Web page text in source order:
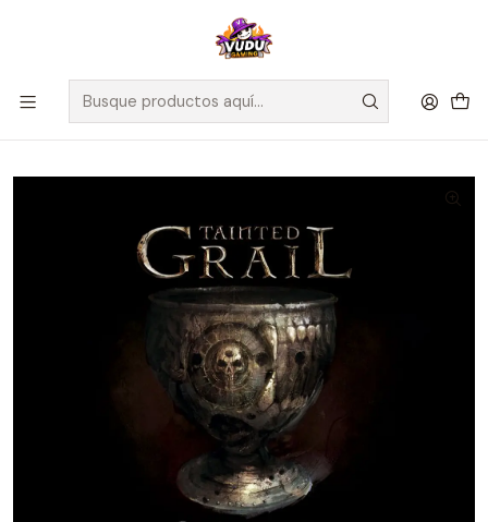
🚀 ¡Despachamos a todo Chile! Envío GRATIS a Regiones sobre
$100.000 y a RM sobre $35.000
Inicio
La edad de las leyendas y el último caballero - Tainted Grail -
Español